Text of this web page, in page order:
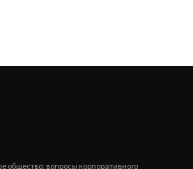
общество: вопросы корпоративного